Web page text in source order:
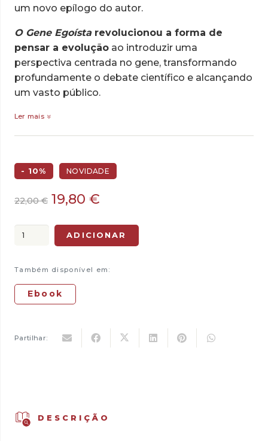
um novo epílogo do autor.
O Gene Egoístarevolucionou a forma de
pensar a evolução ao introduzir uma
perspectiva centrada no gene, transformando
profundamente o debate científico e alcançando
um vasto público.
Ler mais
- 10% NOVIDADE
22,00€ O
original
era:
19,80 €
atual
é:
Quantidade
Egoísta
ADICIONAR
Também disponível em:
Ebook
Partilhar:
DESCRIÇÃO